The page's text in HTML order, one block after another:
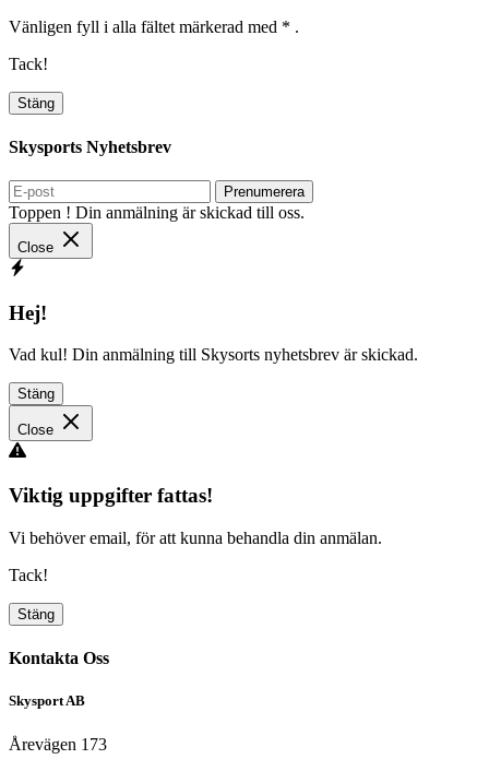
Vänligen fyll i alla fältet märkerad med * .
Tack!
Stäng
Skysports Nyhetsbrev
Prenumerera
Toppen ! Din anmälning är skickad till oss.
Close
Hej!
Vad kul! Din anmälning till Skysorts nyhetsbrev är skickad.
Stäng
Close
Viktig uppgifter fattas!
Vi behöver email, för att kunna behandla din anmälan.
Tack!
Stäng
Kontakta Oss
Skysport AB
Årevägen 173